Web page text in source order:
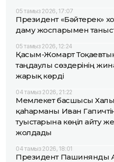
05 тамыз 2026, 17:07
Президент «Бәйтерек»
даму жоспарымен
05 тамыз 2026, 12:24
Қасым-Жомарт
таңдаулы сөздерінің
жарық көрді
04 тамыз 2026, 21:22
Мемлекет басшысы
қаһарманы Иван
туыстарына көңіл айту
жолдады
04 тамыз 2026, 18:01
Президент Пашинянды